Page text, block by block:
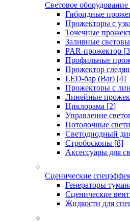
Световое оборудование
Гибридные
Прожекторы с
Точечные
Заливные
PAR-прожектор
Профильные
Прожектор
LED-бар (Bar) [4]
Прожекторы с
Линейные
Циклорама [2]
Управление
Потолочные
Светодиодный
Стробоскопы [8]
Аксессуары для
Сценические
Генераторы
Сценические
Жидкости для